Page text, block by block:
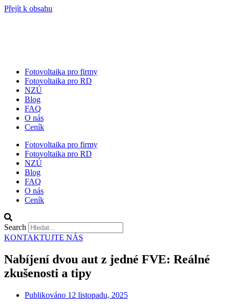
Přejít k obsahu
Fotovoltaika pro firmy
Fotovoltaika pro RD
NZÚ
Blog
FAQ
O nás
Ceník
Fotovoltaika pro firmy
Fotovoltaika pro RD
NZÚ
Blog
FAQ
O nás
Ceník
Search
KONTAKTUJTE NÁS
Nabíjení dvou aut z jedné FVE: Reálné
zkušenosti a tipy
Publikováno 12 listopadu, 2025